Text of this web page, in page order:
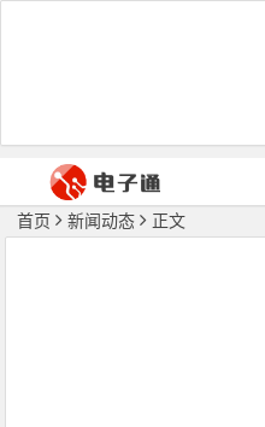
首页 新闻动态 正文